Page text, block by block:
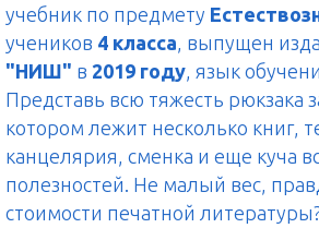
учебник по предмету
учеников 4 класса, выпущен
"НИШ" в 2019 году, язык
Представь всю тяжесть рюкзака
котором лежит несколько книг,
канцелярия, сменка и еще куча
полезностей. Не малый вес,
стоимости печатной